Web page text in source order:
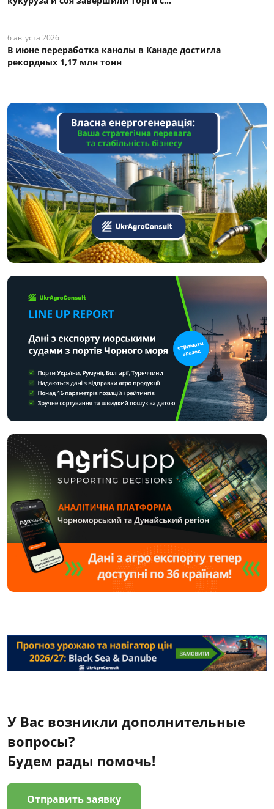
6 августа 2026
В июне переработка канолы в Канаде достигла
рекордных 1,17 млн тонн
У Вас возникли дополнительные
вопросы?
Будем рады помочь!
Отправить заявку